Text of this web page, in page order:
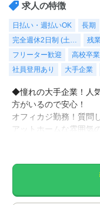
求人の特徴
日払い・週払いOK 長期
完全週休2日制 (土…
残
フリーター歓迎
高校卒
社員登用あり
大手企業
◆憧れの大手企業！人
方がいるので安心！
オフィカジ勤務！質問
アットホームな雰囲
定！基本１７時半帰り
在庫伝票の確認・印刷
応、電話応対などをお
◆３～６ヶ月後に正社